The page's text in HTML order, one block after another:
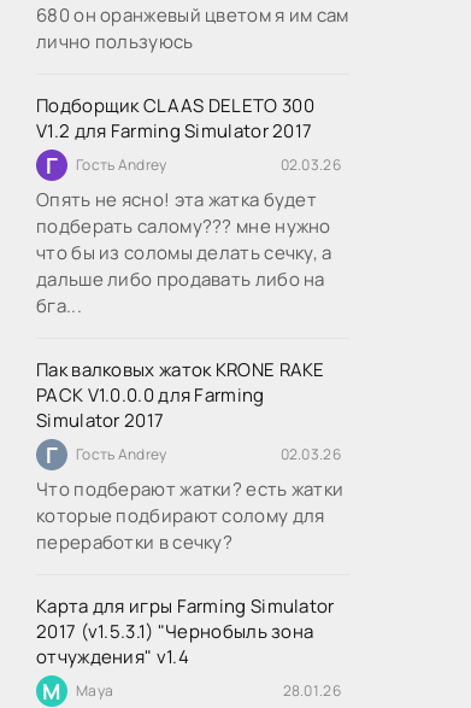
680 он оранжевый цветом я им сам
лично пользуюсь
Подборщик CLAAS DELETO 300
V1.2 для Farming Simulator 2017
Г Гость Andrey 02.03.26
Опять не ясно! эта жатка будет
подберать салому??? мне нужно
что бы из соломы делать сечку, а
дальше либо продавать либо на
бга...
Пак валковых жаток KRONE RAKE
PACK V1.0.0.0 для Farming
Simulator 2017
Г Гость Andrey 02.03.26
Что подберают жатки? есть жатки
которые подбирают солому для
переработки в сечку?
Карта для игры Farming Simulator
2017 (v1.5.3.1) "Чернобыль зона
отчуждения" v1.4
M Maya 28.01.26